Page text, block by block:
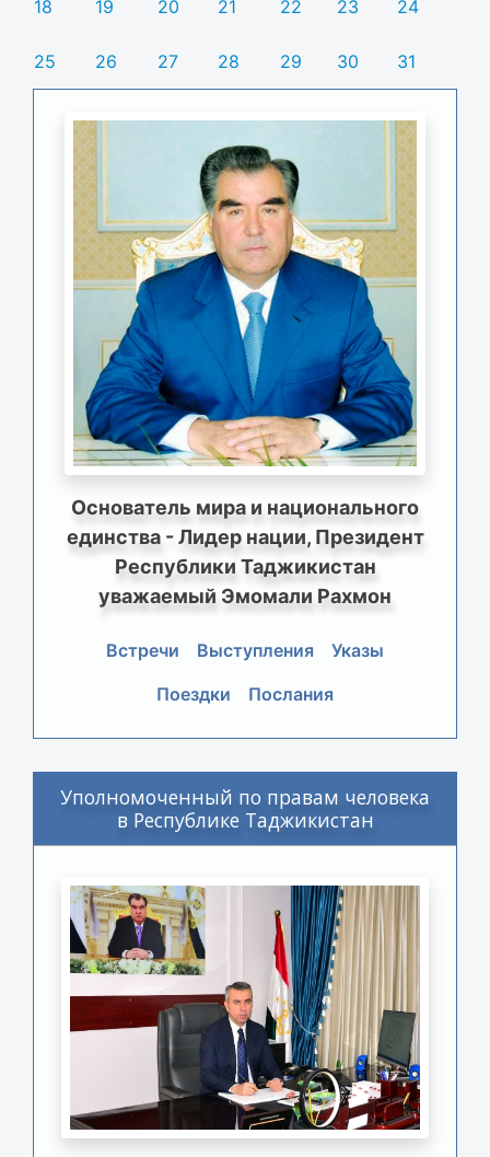
18 19 20 21 22 23 24
25 26 27 28 29 30 31
Основатель мира и национального
единства - Лидер нации, Президент
Республики Таджикистан
уважаемый Эмомали Рахмон
Встречи Выступления
Указы
Поездки
Послания
Уполномоченный по правам человека
в Республике Таджикистан